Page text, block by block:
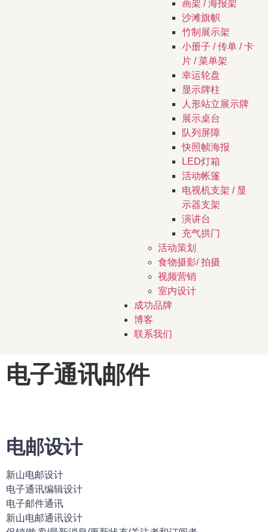
画架 / 海报架
沙滩旗帜
竹制展示架
小册子 / 传单 / 卡
片 / 菜单架
幸运轮盘
显示牌柱
人形站立展示牌
展示桌台
队列屏障
快照帧海报
LED灯箱
活动帐篷
电视机支架 / 显
示器支架
演讲台
充气拱门
活动策划
食物摄影/ 拍摄
视频营销
室内设计
成功品牌
博客
联系我们
电子通讯邮件
电邮设计
新山电邮设计
电子通讯编辑设计
电子邮件通讯
新山电邮通讯设计